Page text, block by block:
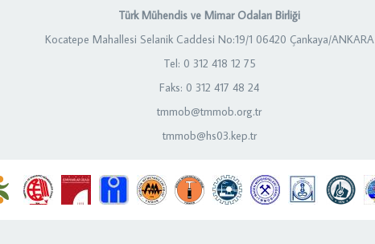
Türk Mühendis ve Mimar Odaları Birliği
Kocatepe Mahallesi Selanik Caddesi No:19/1 06420 Çankaya/ANKARA
Tel: 0 312 418 12 75
Faks: 0 312 417 48 24
tmmob@tmmob.org.tr
tmmob@hs03.kep.tr